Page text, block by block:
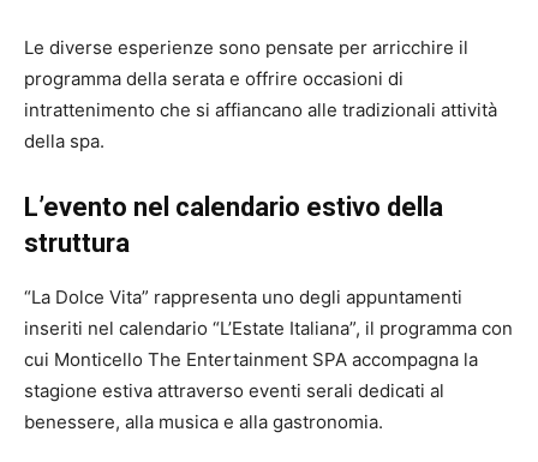
Le diverse esperienze sono pensate per arricchire il
programma della serata e offrire occasioni di
intrattenimento che si affiancano alle tradizionali attività
della spa.
L’evento nel calendario estivo della
struttura
“La Dolce Vita” rappresenta uno degli appuntamenti
inseriti nel calendario “L’Estate Italiana”, il programma con
cui Monticello The Entertainment SPA accompagna la
stagione estiva attraverso eventi serali dedicati al
benessere, alla musica e alla gastronomia.